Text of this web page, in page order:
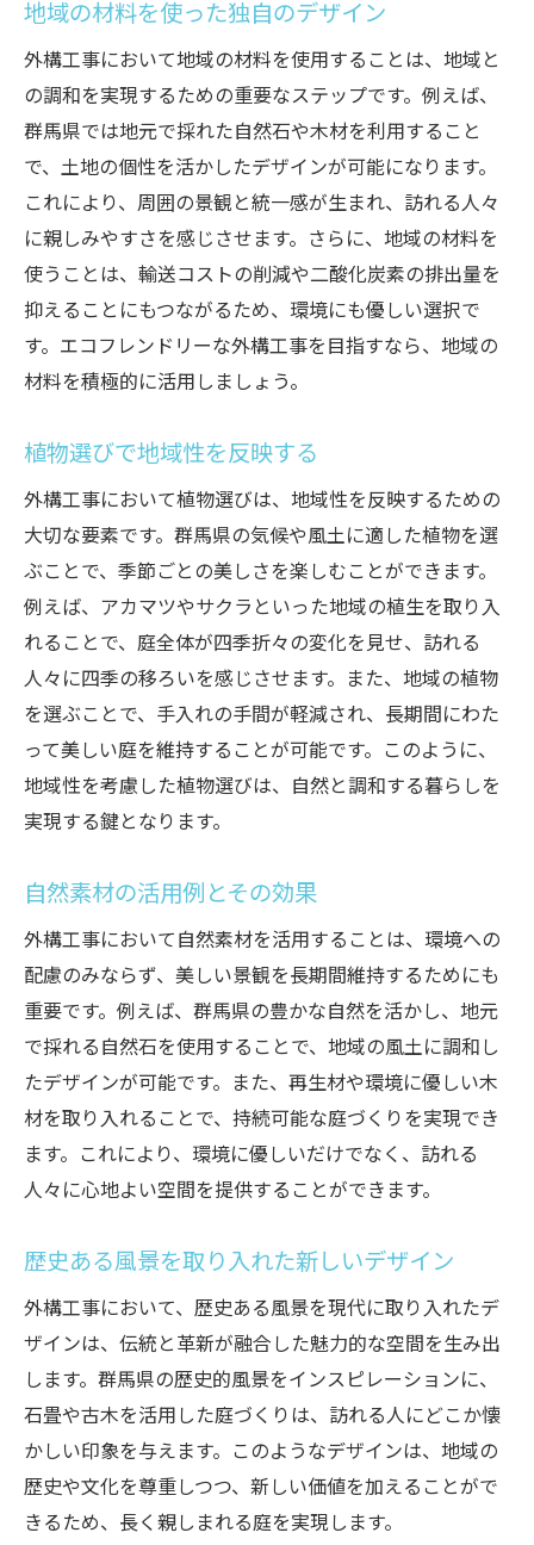
地域の材料を使った独自のデザイン
外構工事において地域の材料を使用することは、地域と
の調和を実現するための重要なステップです。例えば、
群馬県では地元で採れた自然石や木材を利用すること
で、土地の個性を活かしたデザインが可能になります。
これにより、周囲の景観と統一感が生まれ、訪れる人々
に親しみやすさを感じさせます。さらに、地域の材料を
使うことは、輸送コストの削減や二酸化炭素の排出量を
抑えることにもつながるため、環境にも優しい選択で
す。エコフレンドリーな外構工事を目指すなら、地域の
材料を積極的に活用しましょう。
植物選びで地域性を反映する
外構工事において植物選びは、地域性を反映するための
大切な要素です。群馬県の気候や風土に適した植物を選
ぶことで、季節ごとの美しさを楽しむことができます。
例えば、アカマツやサクラといった地域の植生を取り入
れることで、庭全体が四季折々の変化を見せ、訪れる
人々に四季の移ろいを感じさせます。また、地域の植物
を選ぶことで、手入れの手間が軽減され、長期間にわた
って美しい庭を維持することが可能です。このように、
地域性を考慮した植物選びは、自然と調和する暮らしを
実現する鍵となります。
自然素材の活用例とその効果
外構工事において自然素材を活用することは、環境への
配慮のみならず、美しい景観を長期間維持するためにも
重要です。例えば、群馬県の豊かな自然を活かし、地元
で採れる自然石を使用することで、地域の風土に調和し
たデザインが可能です。また、再生材や環境に優しい木
材を取り入れることで、持続可能な庭づくりを実現でき
ます。これにより、環境に優しいだけでなく、訪れる
人々に心地よい空間を提供することができます。
歴史ある風景を取り入れた新しいデザイン
外構工事において、歴史ある風景を現代に取り入れたデ
ザインは、伝統と革新が融合した魅力的な空間を生み出
します。群馬県の歴史的風景をインスピレーションに、
石畳や古木を活用した庭づくりは、訪れる人にどこか懐
かしい印象を与えます。このようなデザインは、地域の
歴史や文化を尊重しつつ、新しい価値を加えることがで
きるため、長く親しまれる庭を実現します。